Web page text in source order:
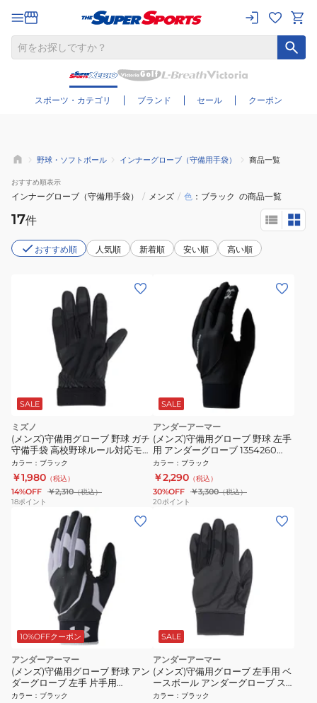
スポーツ・カテゴリ ブランド セール クーポン
さらに絞り込む
野球・ソフトボール インナーグローブ（守備用手袋） 商品一覧
おすすめ順表示
インナーグローブ（守備用手袋） / メンズ / 色 ブラック の商品一覧
17件
おすすめ順 人気順 新着順 安い順 高い順
SALE
ミズノ
(メンズ)守備用グローブ 野球 ガチ
守備手袋 高校野球ルール対応モデ
ル 左手用 1EJED32090
カラー ： ブラック
￥1,980 （税込）
14%OFF ￥2,310（税込）
18ポイント
SALE
アンダーアーマー
(メンズ)守備用グローブ 野球 左手
用 アンダーグローブ 1354260
004
カラー ： ブラック
￥2,290 （税込）
30%OFF ￥3,300（税込）
20ポイント
10%OFFクーポン
アンダーアーマー
(メンズ)守備用グローブ 野球 アン
ダーグローブ 左手 片手用
6014435 001
カラー ： ブラック
SALE
アンダーアーマー
(メンズ)守備用グローブ 左手用 ベ
ースボール アンダーグローブ ス
テルス 1354256 BLK/BLK BB
カラー ： ブラック